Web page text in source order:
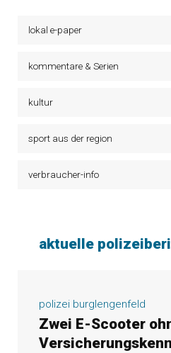
lokal e-paper
kommentare & Serien
kultur
sport aus der region
verbraucher-info
aktuelle
polizei burglengenfeld
Zwei E-Scooter